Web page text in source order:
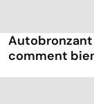
comment